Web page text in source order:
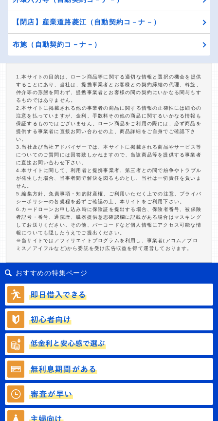
【閉店】産業道路菱江（自動契約コ－ナ－）
布施（自動契約コ－ナ－）
1.本サイトの目的は、ローン商品等に関する適切な情報と選択の機会を提供
することにあり、当社は、提携事業者とお客様との契約締結の代理、斡旋、
仲介等の形態を問わず、提携事業者とお客様の間の契約にいかなる関与もす
るものではありません。
2.本サイトに掲載される他の事業者の商品に関する情報の正確性には細心の
注意を払っていますが、金利、手数料その他の商品に関するいかなる情報も
保証するものではございません。ローン商品をご利用の際には、必ず商品を
提供する事業者に直接お問い合わせの上、商品詳細をご自身でご確認下さ
い。
3.当社及び当社アドバイザーでは、本サイトに掲載される商品やサービス等
についてのご質問には回答致しかねますので、当該商品等を提供する事業者
に直接お問い合わせ下さい。
4.本サイトに関して、利用者と提携事業者、第三者との間で紛争やトラブル
が発生した場合、当事者間で解決を図るものとし、当社は一切責任を負いま
せん。
5.編集方針、免責事項・知的財産権、ご利用いただく上での注意、プライバ
シーポリシーの各規程を必ずご確認の上、本サイトをご利用下さい。
6.カードローンお申し込み時に保険証を提出する場合、保険者番号、被保険
者記号・番号、通院歴、臓器提供意思確認欄に記載がある場合はマスキング
してお送りください。その他、バーコードなど個人情報にアクセス可能な情
報についても隠したうえでご提出ください。
※当サイトではアフィリエイトプログラムを利用し、事業者(アコム／プロ
ミス／アイフルなど)から委託を受け広告収益を得て運営しております。
おすすめの特集ページ